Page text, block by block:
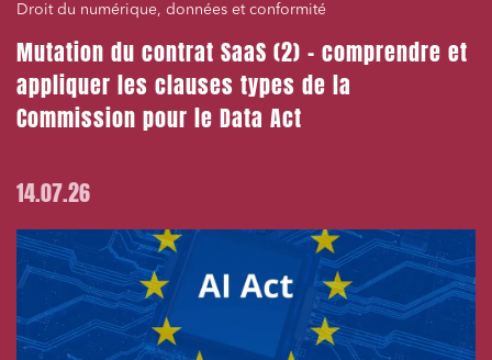
Droit du numérique, données et conformité
Mutation du contrat SaaS (2) – comprendre et
appliquer les clauses types de la
Commission pour le Data Act
14.07.26